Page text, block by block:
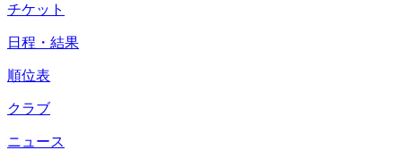
チケット
日程・結果
順位表
クラブ
ニュース